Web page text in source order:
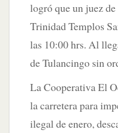
logró que un juez
Trinidad Templos
las 10:00 hrs. Al
de Tulancingo sin
La Cooperativa El
la carretera para
ilegal de enero,